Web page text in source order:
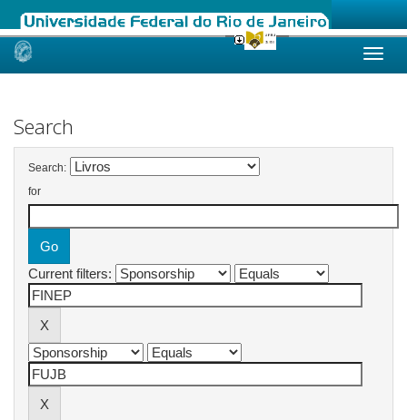
Skip
Search
Search:
for
Current filters: